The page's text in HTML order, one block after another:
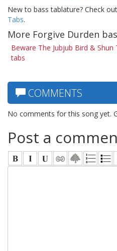
New to bass tablature? Check
Tabs.
More Forgive Durden
Beware The Jubjub Bird & Shun
tabs
COMMENTS
No comments for this song yet.
Post a